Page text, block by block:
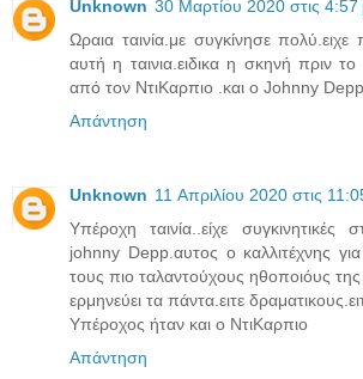
Unknown 30 Μαρτίου 2020 στις 4:57
Ωραια ταινία.με συγκίνησε πολύ.ειχε
αυτή η ταινια.ειδικα η σκηνή πριν το
από τον ΝτιΚαρπιο .και ο Johnny
Απάντηση
Unknown 11 Απριλίου 2020 στις
Υπέροχη ταινία..είχε συγκινητικές
johnny Depp.αυτος ο καλλιτέχνης
τους πιο ταλαντούχους ηθοποιόυς της
ερμηνεύει τα πάντα.ειτε
Υπέροχος ήταν και ο ΝτιΚαρπιο
Απάντηση